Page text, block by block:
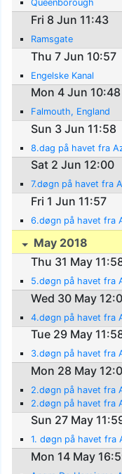
Queenborough
Fri 8 Jun 11:43
Ramsgate
Thu 7 Jun 10:57
Engelske Kanal
Mon 4 Jun 10:48
Falmouth, England
Sun 3 Jun 11:58
8.dag på havet fra
Sat 2 Jun 12:00
7.døgn på havet fra
Fri 1 Jun 11:57
6.døgn på havet fra
May 2018
Thu 31 May
5.døgn på havet fra
Wed 30 May
4.døgn på havet fra
Tue 29 May
3.døgn på havet fra
Mon 28 May
2.døgn på havet fra
2.døgn på havet fra
Sun 27 May
1. døgn på havet fra
Mon 14 May